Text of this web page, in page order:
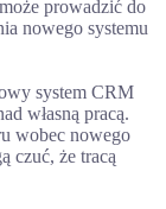
prowadzić do
nowego systemu
system CRM
własną pracą.
wobec nowego
czuć, że tracą